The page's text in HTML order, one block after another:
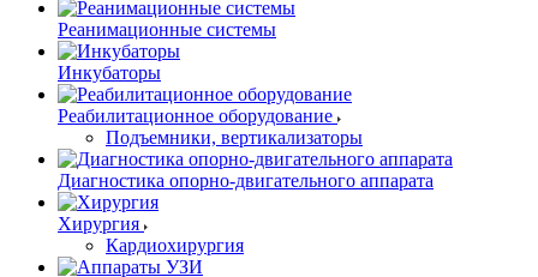
Реанимационные системы
Инкубаторы
Реабилитационное оборудование
Подъемники, вертикализаторы
Диагностика опорно-двигательного аппарата
Хирургия
Кардиохирургия